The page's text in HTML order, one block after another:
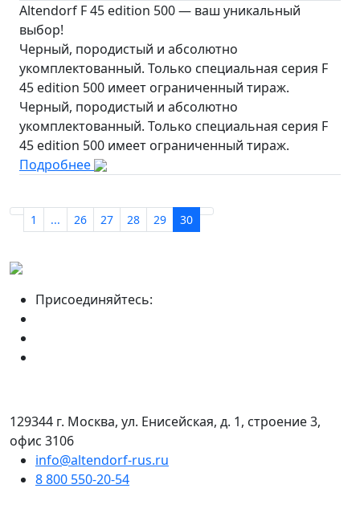
Altendorf F 45 edition 500 — ваш уникальный
выбор!
Черный, породистый и абсолютно
укомплектованный. Только специальная серия F
45 edition 500 имеет ограниченный тираж.
Черный, породистый и абсолютно
укомплектованный. Только специальная серия F
45 edition 500 имеет ограниченный тираж.
Подробнее
1 ... 26 27 28 29 30
Присоединяйтесь:
129344 г. Москва, ул. Енисейская, д. 1, строение 3,
офис 3106
info@altendorf-rus.ru
8 800 550-20-54